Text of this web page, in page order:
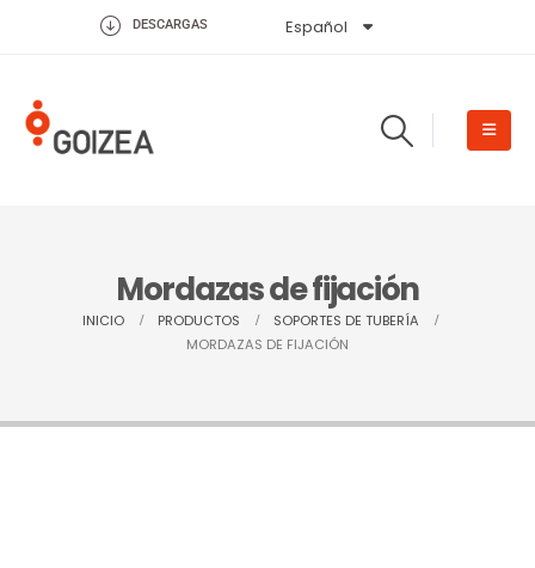
DESCARGAS Español
English
Mordazas de fijación
INICIO PRODUCTOS
SOPORTES DE TUBERÍA
MORDAZAS DE FIJACIÓN